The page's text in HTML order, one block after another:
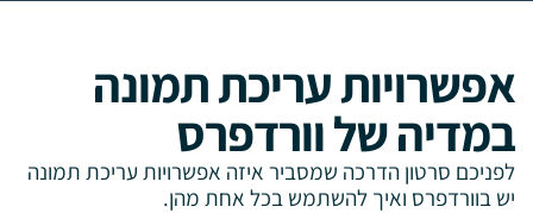
אפשרויות עריכת תמונה
במדיה של וורדפרס
לפניכם סרטון הדרכה שמסביר איזה אפשרויות עריכת תמונה
יש בוורדפרס ואיך להשתמש בכל אחת מהן.